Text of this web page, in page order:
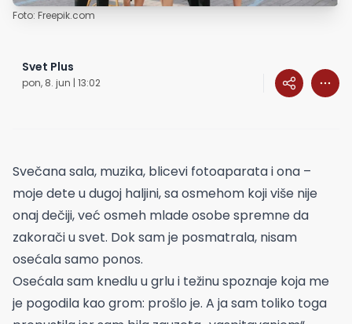
Foto: Freepik.com
Svet Plus
pon, 8. jun | 13:02
Svečana sala, muzika, blicevi fotoaparata i ona –
moje dete u dugoj haljini, sa osmehom koji više nije
onaj dečiji, već osmeh mlade osobe spremne da
zakorači u svet. Dok sam je posmatrala, nisam
osećala samo ponos.
Osećala sam knedlu u grlu i težinu spoznaje koja me
je pogodila kao grom: prošlo je. A ja sam toliko toga